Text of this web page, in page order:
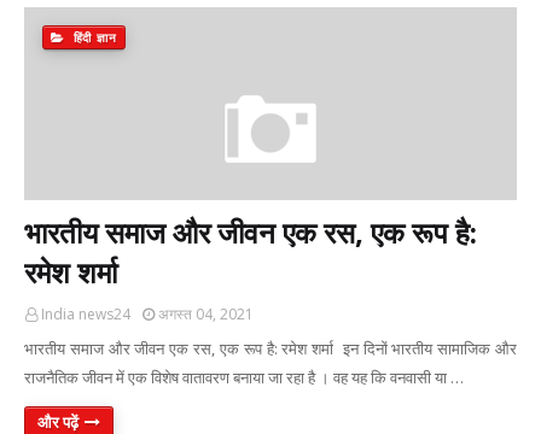
हिंदी ज्ञान
भारतीय समाज और जीवन एक रस, एक रूप है:
रमेश शर्मा
India news24 अगस्त 04, 2021
भारतीय समाज और जीवन एक रस, एक रूप है: रमेश शर्मा इन दिनों भारतीय सामाजिक और
राजनैतिक जीवन में एक विशेष वातावरण बनाया जा रहा है । वह यह कि वनवासी या …
और पढ़ें